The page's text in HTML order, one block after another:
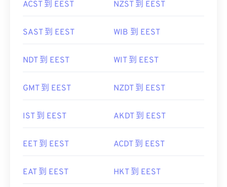
ACST 到 EEST NZST 到 EEST
SAST 到 EEST WIB 到 EEST
NDT 到 EEST WIT 到 EEST
GMT 到 EEST NZDT 到 EEST
IST 到 EEST AKDT 到 EEST
EET 到 EEST ACDT 到 EEST
EAT 到 EEST HKT 到 EEST